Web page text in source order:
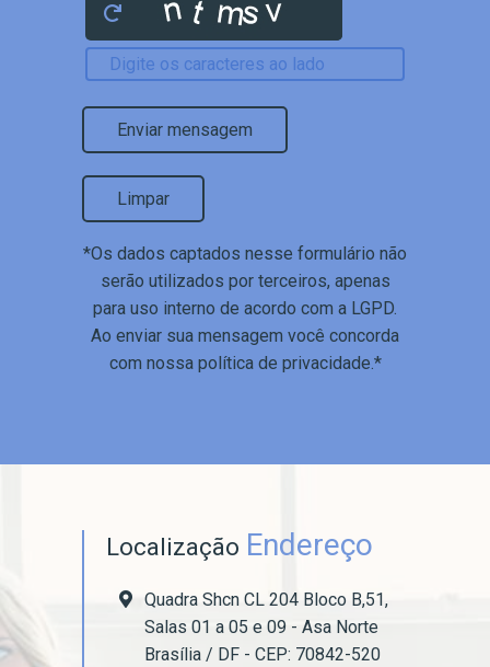
Enviar mensagem
Limpar
*Os dados captados nesse formulário não
serão utilizados por terceiros, apenas
para uso interno de acordo com a LGPD.
Ao enviar sua mensagem você concorda
com nossa política de privacidade.*
Localização Endereço
Quadra Shcn CL 204 Bloco B,51,
Salas 01 a 05 e 09 - Asa Norte
Brasília / DF - CEP: 70842-520